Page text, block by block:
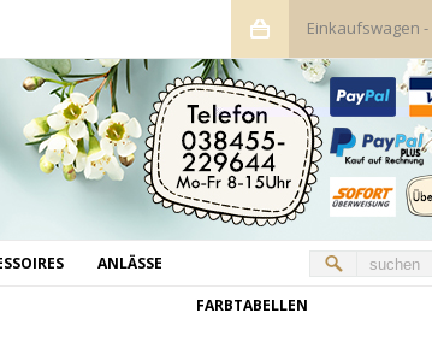
Einkaufswagen -
ANLÄSSE
FARBTABELLEN